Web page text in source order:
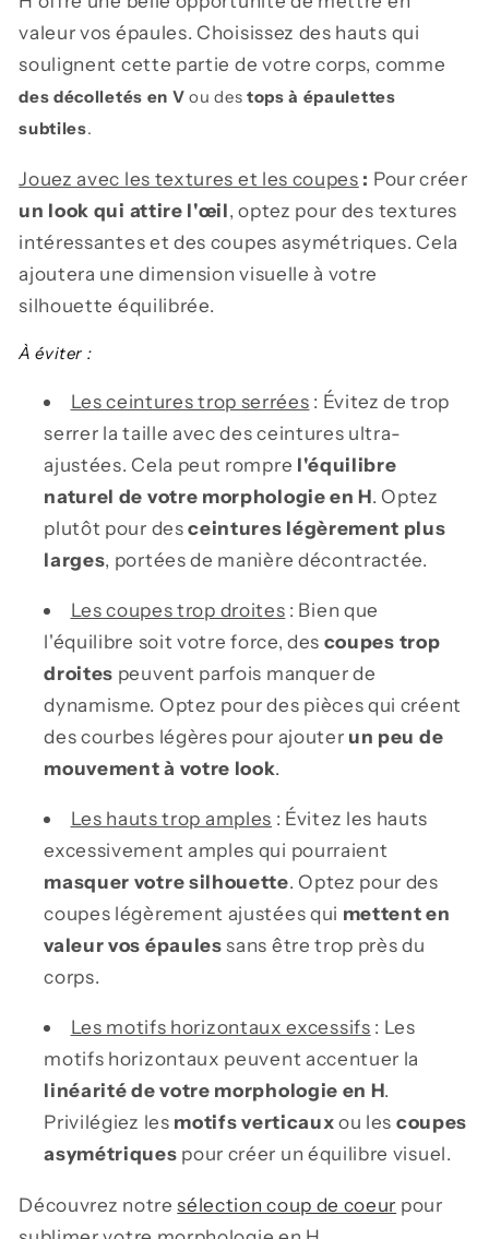
valeur vos épaules. Choisissez des hauts qui
soulignent cette partie de votre corps, comme
des décolletés en V ou des tops à épaulettes
subtiles.
Jouez avec les textures et les coupes : Pour créer
un look qui attire l'œil, optez pour des textures
intéressantes et des coupes asymétriques. Cela
ajoutera une dimension visuelle à votre
silhouette équilibrée.
À éviter :
Les ceintures trop serrées : Évitez de trop
serrer la taille avec des ceintures ultra-
ajustées. Cela peut rompre l'équilibre
naturel de votre morphologie en H. Optez
plutôt pour desceintures légèrement plus
larges, portées de manière décontractée.
Les coupes trop droites : Bien que
l'équilibre soit votre force, des coupes trop
droites peuvent parfois manquer de
dynamisme. Optez pour des pièces qui créent
des courbes légères pour ajouter un peu de
mouvement à votre look.
Les hauts trop amples : Évitez les hauts
excessivement amples qui pourraient
masquer votre silhouette. Optez pour des
coupes légèrement ajustées qui mettent en
valeur vos épaulessans être trop près du
corps.
Les motifs horizontaux excessifs : Les
motifs horizontaux peuvent accentuer la
linéarité de votre morphologie en H.
Privilégiez les motifs verticauxou les coupes
asymétriques pour créer un équilibre visuel.
Découvrez notresélection coup de coeur pour